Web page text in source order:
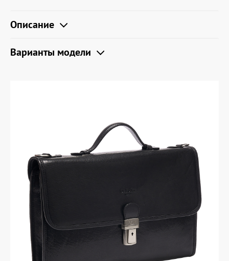
Описание
Варианты модели